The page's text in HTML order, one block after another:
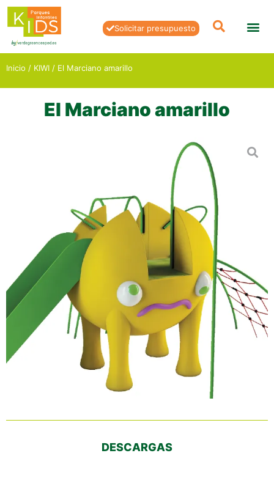
Solicitar presupuesto
Inicio / KIWI / El Marciano amarillo
El Marciano amarillo
DESCARGAS